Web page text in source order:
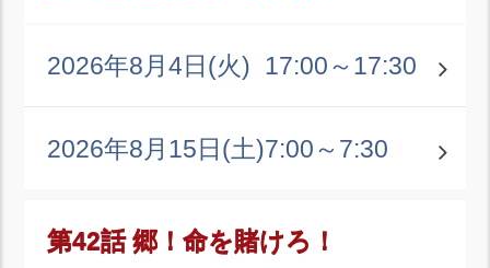
2026年8月4日(火) 17:00～17:30
2026年8月15日(土)7:00～7:30
第42話 郷！命を賭けろ！